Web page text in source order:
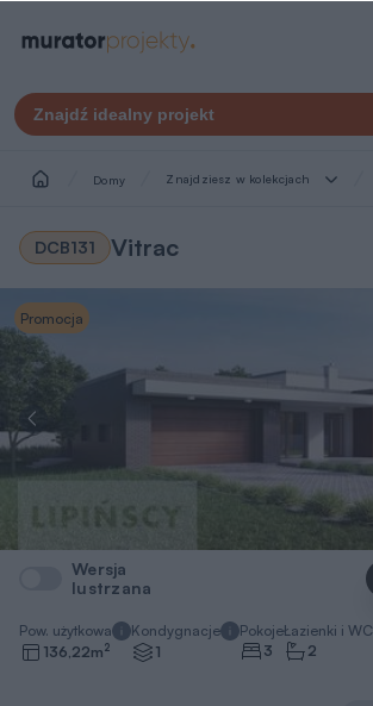
Znajdź idealny projekt
Domy Znajdziesz w kolekcjach
DCB131 Vitrac
Promocja
Wersja
lustrzana
Pow. użytkowa
136,22m2
Kondygnacje
1
Pokoje
3
Łazienki i WC
2